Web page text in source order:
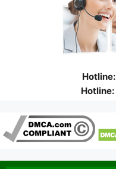
Hotline:
Hotline: